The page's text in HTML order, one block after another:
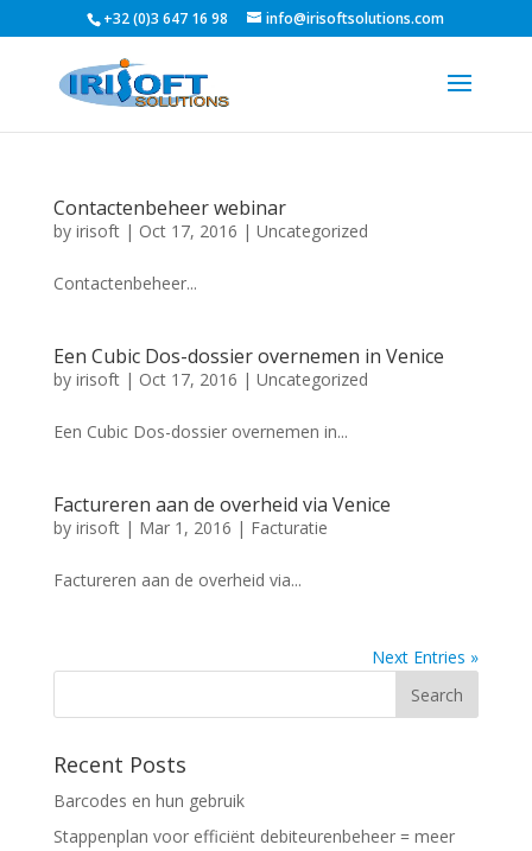
+32 (0)3 647 16 98 info@irisoftsolutions.com
Contactenbeheer webinar
by irisoft| Oct 17, 2016 | Uncategorized
Contactenbeheer...
Een Cubic Dos-dossier overnemen in Venice
by irisoft| Oct 17, 2016 | Uncategorized
Een Cubic Dos-dossier overnemen in...
Factureren aan de overheid via Venice
by irisoft| Mar 1, 2016 | Facturatie
Factureren aan de overheid via...
Next Entries »
Recent Posts
Barcodes en hun gebruik
Stappenplan voor efficiënt debiteurenbeheer = meer